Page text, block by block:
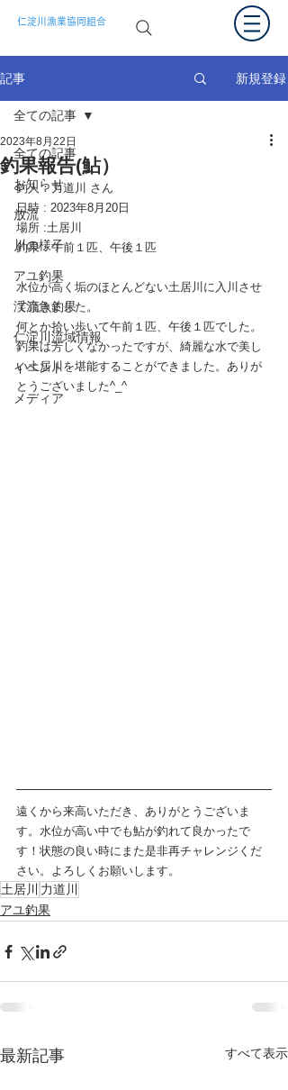
仁淀川漁業協同組合
記事 新規登録
全ての記事
お知らせ
放流
川の様子
アユ釣果
渓流魚釣果
仁淀川流域情報
イベント
メディア
全ての記事
釣果報告(鮎）
2023年8月22日
釣人：力道川 さん
日時 : 2023年8月20日
場所 :土居川
釣果：午前１匹、午後１匹
水位が高く垢のほとんどない土居川に入川させ
て頂きました。
何とか拾い歩いて午前１匹、午後１匹でした。
釣果は芳しくなかったですが、綺麗な水で美し
い土居川を堪能することができました。ありが
とうございました^_^
遠くから来高いただき、ありがとうございま
す。水位が高い中でも鮎が釣れて良かったで
す！状態の良い時にまた是非再チャレンジくだ
さい。よろしくお願いします。
土居川 力道川
アユ釣果
最新記事 すべて表示